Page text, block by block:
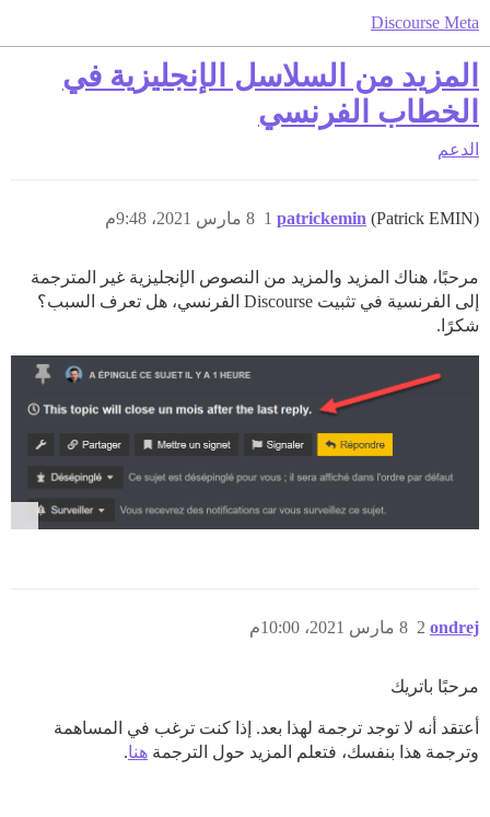
Discourse Meta
المزيد من السلاسل الإنجليزية في
الخطاب الفرنسي
الدعم
patrickemin (Patrick EMIN) 8 مارس 2021، 9:48م 1
مرحبًا، هناك المزيد والمزيد من النصوص الإنجليزية غير المترجمة
إلى الفرنسية في تثبيت Discourse الفرنسي، هل تعرف السبب؟
شكرًا.
ondrej 8 مارس 2021، 10:00م 2
مرحبًا باتريك
أعتقد أنه لا توجد ترجمة لهذا بعد. إذا كنت ترغب في المساهمة
وترجمة هذا بنفسك، فتعلم المزيد حول الترجمة هنا.